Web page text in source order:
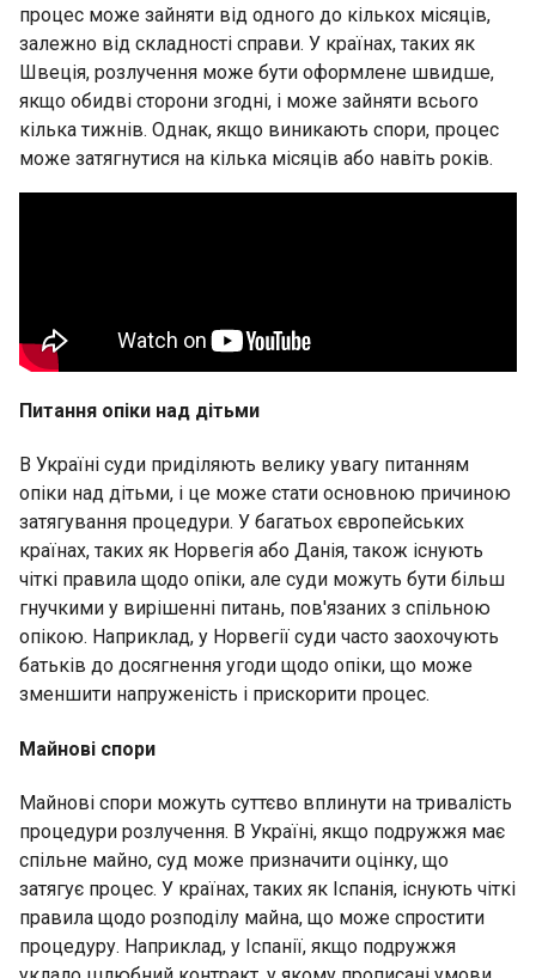
процес може зайняти від одного до кількох місяців,
залежно від складності справи. У країнах, таких як
Швеція, розлучення може бути оформлене швидше,
якщо обидві сторони згодні, і може зайняти всього
кілька тижнів. Однак, якщо виникають спори, процес
може затягнутися на кілька місяців або навіть років.
Питання опіки над дітьми
В Україні суди приділяють велику увагу питанням
опіки над дітьми, і це може стати основною причиною
затягування процедури. У багатьох європейських
країнах, таких як Норвегія або Данія, також існують
чіткі правила щодо опіки, але суди можуть бути більш
гнучкими у вирішенні питань, пов'язаних з спільною
опікою. Наприклад, у Норвегії суди часто заохочують
батьків до досягнення угоди щодо опіки, що може
зменшити напруженість і прискорити процес.
Майнові спори
Майнові спори можуть суттєво вплинути на тривалість
процедури розлучення. В Україні, якщо подружжя має
спільне майно, суд може призначити оцінку, що
затягує процес. У країнах, таких як Іспанія, існують чіткі
правила щодо розподілу майна, що може спростити
процедуру. Наприклад, у Іспанії, якщо подружжя